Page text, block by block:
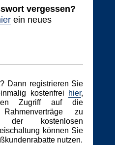
vergessen?
ein neues
Dann registrieren Sie
kostenfrei
hier,
Zugriff auf die
zu
der kostenlosen
können Sie
nutzen.